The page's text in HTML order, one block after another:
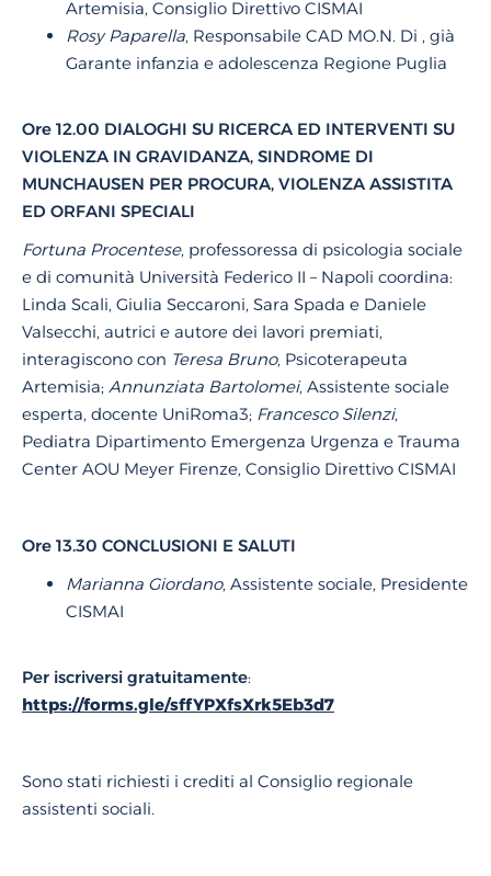
Artemisia, Consiglio Direttivo CISMAI
Rosy Paparella, Responsabile CAD MO.N. Di , già
Garante infanzia e adolescenza Regione Puglia
Ore 12.00 DIALOGHI SU RICERCA ED INTERVENTI SU
VIOLENZA IN GRAVIDANZA, SINDROME DI
MUNCHAUSEN PER PROCURA, VIOLENZA ASSISTITA
ED ORFANI SPECIALI
Fortuna Procentese, professoressa di psicologia sociale
e di comunità Università Federico II – Napoli coordina:
Linda Scali, Giulia Seccaroni, Sara Spada e Daniele
Valsecchi, autrici e autore dei lavori premiati,
interagiscono con Teresa Bruno, Psicoterapeuta
Artemisia; Annunziata Bartolomei, Assistente sociale
esperta, docente UniRoma3; Francesco Silenzi,
Pediatra Dipartimento Emergenza Urgenza e Trauma
Center AOU Meyer Firenze, Consiglio Direttivo CISMAI
Ore 13.30 CONCLUSIONI E SALUTI
Marianna Giordano, Assistente sociale, Presidente
CISMAI
Per iscriversi gratuitamente:
https://forms.gle/sffYPXfsXrk5Eb3d7
Sono stati richiesti i crediti al Consiglio regionale
assistenti sociali.